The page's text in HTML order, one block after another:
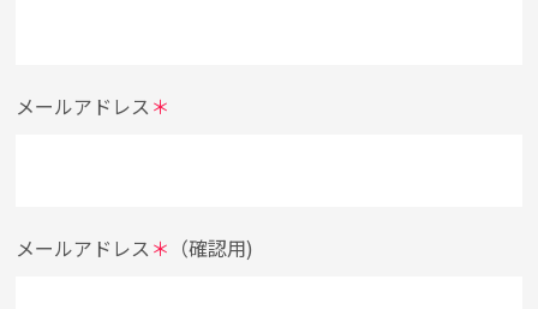
メールアドレス＊
メールアドレス＊ （確認用)